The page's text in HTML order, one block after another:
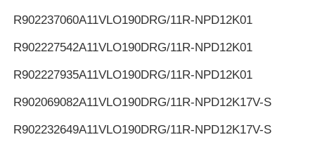
R902237060A11VLO190DRG/11R-NPD12K01
R902227542A11VLO190DRG/11R-NPD12K01
R902227935A11VLO190DRG/11R-NPD12K01
R902069082A11VLO190DRG/11R-NPD12K17V-S
R902232649A11VLO190DRG/11R-NPD12K17V-S